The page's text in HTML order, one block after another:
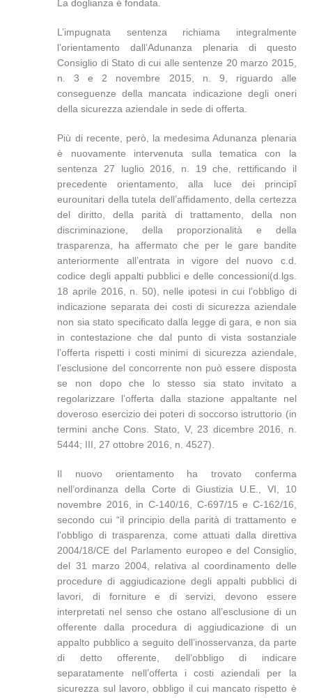
La doglianza è fondata.
L’impugnata sentenza richiama integralmente
l’orientamento dall’Adunanza plenaria di questo
Consiglio di Stato di cui alle sentenze 20 marzo 2015,
n. 3 e 2 novembre 2015, n. 9, riguardo alle
conseguenze della mancata indicazione degli oneri
della sicurezza aziendale in sede di offerta.
Più di recente, però, la medesima Adunanza plenaria
è nuovamente intervenuta sulla tematica con la
sentenza 27 luglio 2016, n. 19 che, rettificando il
precedente orientamento, alla luce dei principî
eurounitari della tutela dell’affidamento, della certezza
del diritto, della parità di trattamento, della non
discriminazione, della proporzionalità e della
trasparenza, ha affermato che per le gare bandite
anteriormente all’entrata in vigore del nuovo c.d.
codice degli appalti pubblici e delle concessioni(d.lgs.
18 aprile 2016, n. 50), nelle ipotesi in cui l’obbligo di
indicazione separata dei costi di sicurezza aziendale
non sia stato specificato dalla legge di gara, e non sia
in contestazione che dal punto di vista sostanziale
l’offerta rispetti i costi minimi di sicurezza aziendale,
l’esclusione del concorrente non può essere disposta
se non dopo che lo stesso sia stato invitato a
regolarizzare l’offerta dalla stazione appaltante nel
doveroso esercizio dei poteri di soccorso istruttorio (in
termini anche Cons. Stato, V, 23 dicembre 2016, n.
5444; III, 27 ottobre 2016, n. 4527).
Il nuovo orientamento ha trovato conferma
nell’ordinanza della Corte di Giustizia U.E., VI, 10
novembre 2016, in C-140/16, C-697/15 e C-162/16,
secondo cui “il principio della parità di trattamento e
l’obbligo di trasparenza, come attuati dalla direttiva
2004/18/CE del Parlamento europeo e del Consiglio,
del 31 marzo 2004, relativa al coordinamento delle
procedure di aggiudicazione degli appalti pubblici di
lavori, di forniture e di servizi, devono essere
interpretati nel senso che ostano all’esclusione di un
offerente dalla procedura di aggiudicazione di un
appalto pubblico a seguito dell’inosservanza, da parte
di detto offerente, dell’obbligo di indicare
separatamente nell’offerta i costi aziendali per la
sicurezza sul lavoro, obbligo il cui mancato rispetto è